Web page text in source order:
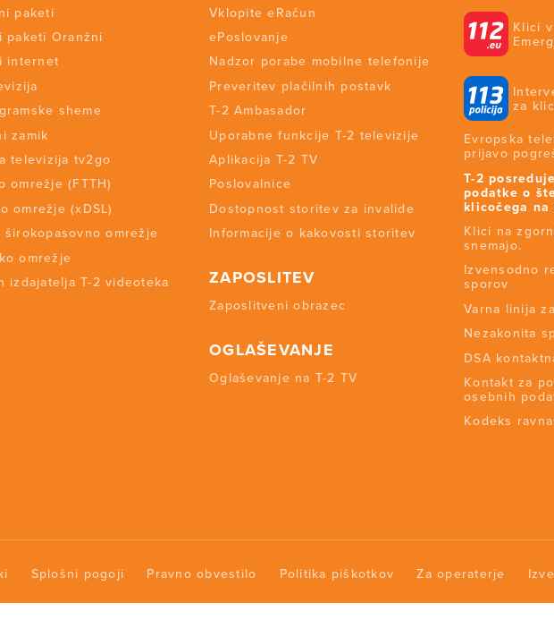
paketi
paketi Oranžni
internet
sheme
zamik
televizija tv2go
omrežje (FTTH)
omrežje (xDSL)
širokopasovno omrežje
omrežje
izdajatelja T-2 videoteka
Vklopite eRačun
ePoslovanje
Nadzor porabe mobilne telefonije
Preveritev plačilnih postavk
T-2 Ambasador
Uporabne funkcije T-2 televizije
Aplikacija T-2 TV
Poslovalnice
Dostopnost storitev za invalide
Informacije o kakovosti storitev
ZAPOSLITEV
Zaposlitveni obrazec
OGLAŠEVANJE
Oglaševanje na T-2 TV
Klici
za
Evropska
prijavo
T-2
podatke o
klicočega
Klici na
snemajo.
Izvensodno
sporov
Varna linija
Nezakonita
DSA
Kontakt za
osebnih
Kodeks
Splošni pogoji Pravno obvestilo Politika piškotkov Za operaterje